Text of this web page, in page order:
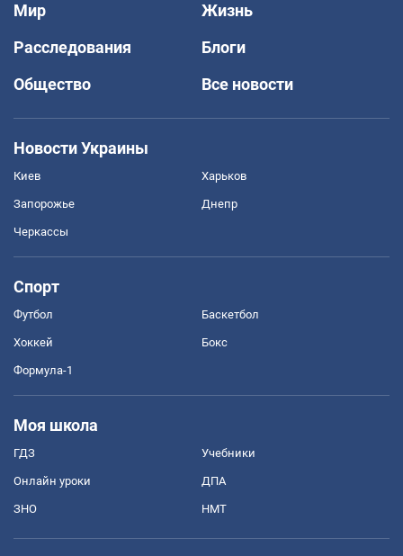
Мир
Жизнь
Расследования
Блоги
Общество
Все новости
Новости Украины
Киев Харьков
Запорожье Днепр
Черкассы
Спорт
Футбол Баскетбол
Хоккей Бокс
Формула-1
Моя школа
ГДЗ Учебники
Онлайн уроки ДПА
ЗНО НМТ